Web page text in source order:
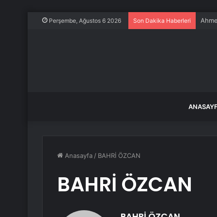
Perşembe, Ağustos 6 2026 Son Dakika Haberleri
Anasayfa / BAHRİ ÖZCAN
BAHRİ ÖZCAN